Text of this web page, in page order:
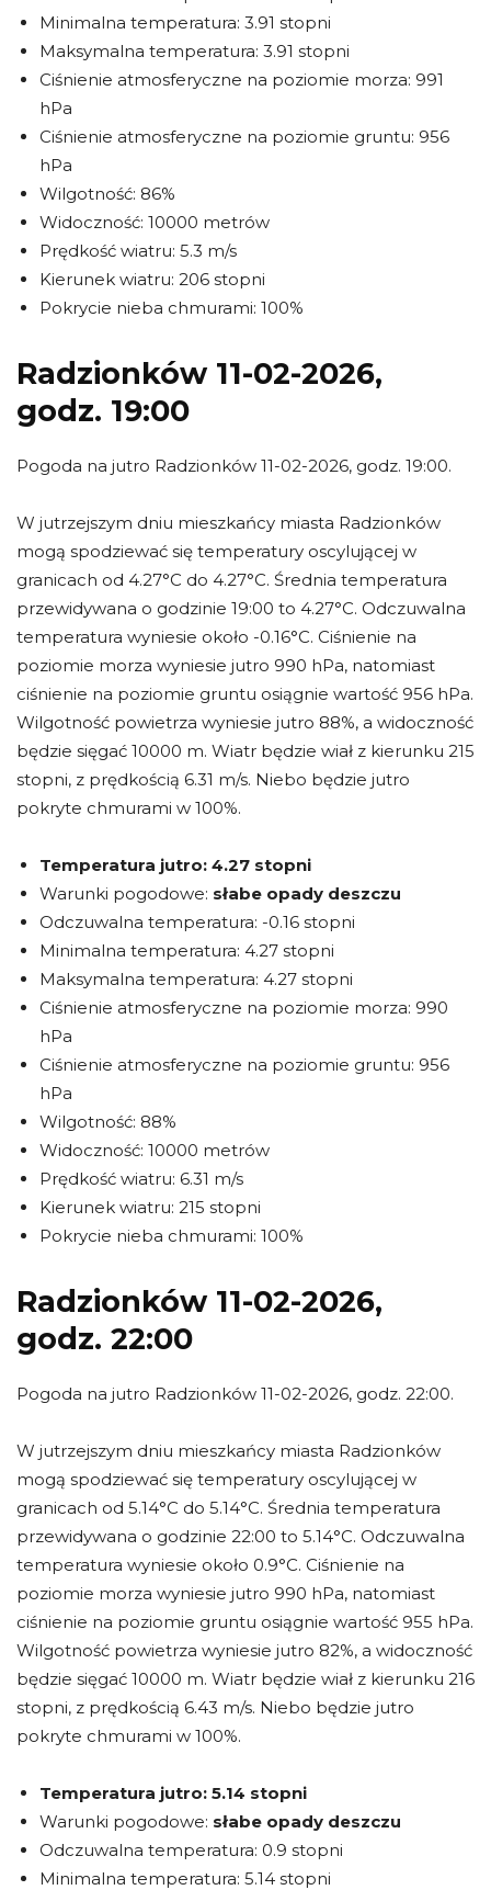
Minimalna temperatura: 3.91 stopni
Maksymalna temperatura: 3.91 stopni
Ciśnienie atmosferyczne na poziomie morza: 991
hPa
Ciśnienie atmosferyczne na poziomie gruntu: 956
hPa
Wilgotność: 86%
Widoczność: 10000 metrów
Prędkość wiatru: 5.3 m/s
Kierunek wiatru: 206 stopni
Pokrycie nieba chmurami: 100%
Radzionków 11-02-2026,
godz. 19:00
Pogoda na jutro Radzionków 11-02-2026, godz. 19:00.
W jutrzejszym dniu mieszkańcy miasta Radzionków
mogą spodziewać się temperatury oscylującej w
granicach od 4.27°C do 4.27°C. Średnia temperatura
przewidywana o godzinie 19:00 to 4.27°C. Odczuwalna
temperatura wyniesie około -0.16°C. Ciśnienie na
poziomie morza wyniesie jutro 990 hPa, natomiast
ciśnienie na poziomie gruntu osiągnie wartość 956 hPa.
Wilgotność powietrza wyniesie jutro 88%, a widoczność
będzie sięgać 10000 m. Wiatr będzie wiał z kierunku 215
stopni, z prędkością 6.31 m/s. Niebo będzie jutro
pokryte chmurami w 100%.
Temperatura jutro: 4.27 stopni
Warunki pogodowe: słabe opady deszczu
Odczuwalna temperatura: -0.16 stopni
Minimalna temperatura: 4.27 stopni
Maksymalna temperatura: 4.27 stopni
Ciśnienie atmosferyczne na poziomie morza: 990
hPa
Ciśnienie atmosferyczne na poziomie gruntu: 956
hPa
Wilgotność: 88%
Widoczność: 10000 metrów
Prędkość wiatru: 6.31 m/s
Kierunek wiatru: 215 stopni
Pokrycie nieba chmurami: 100%
Radzionków 11-02-2026,
godz. 22:00
Pogoda na jutro Radzionków 11-02-2026, godz. 22:00.
W jutrzejszym dniu mieszkańcy miasta Radzionków
mogą spodziewać się temperatury oscylującej w
granicach od 5.14°C do 5.14°C. Średnia temperatura
przewidywana o godzinie 22:00 to 5.14°C. Odczuwalna
temperatura wyniesie około 0.9°C. Ciśnienie na
poziomie morza wyniesie jutro 990 hPa, natomiast
ciśnienie na poziomie gruntu osiągnie wartość 955 hPa.
Wilgotność powietrza wyniesie jutro 82%, a widoczność
będzie sięgać 10000 m. Wiatr będzie wiał z kierunku 216
stopni, z prędkością 6.43 m/s. Niebo będzie jutro
pokryte chmurami w 100%.
Temperatura jutro: 5.14 stopni
Warunki pogodowe: słabe opady deszczu
Odczuwalna temperatura: 0.9 stopni
Minimalna temperatura: 5.14 stopni